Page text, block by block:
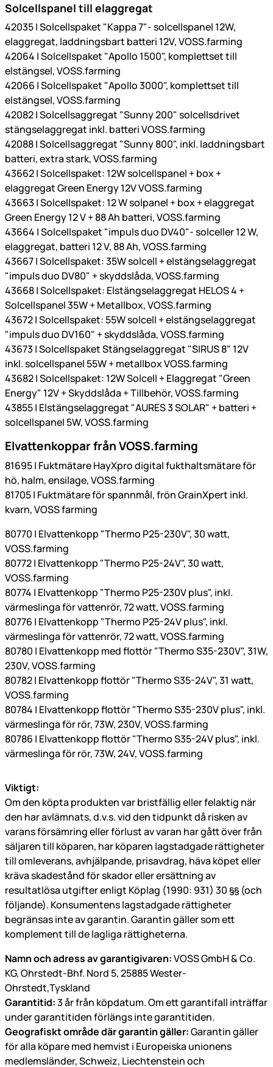
Solcellspanel till elaggregat
42035 | Solcellspaket "Kappa 7"- solcellspanel 12W,
elaggregat, laddningsbart batteri 12V, VOSS.farming
42064 | Solcellspaket "Apollo 1500", komplettset till
elstängsel, VOSS.farming
42066 | Solcellspaket "Apollo 3000", komplettset till
elstängsel, VOSS.farming
42082 | Solcellsaggregat "Sunny 200" solcellsdrivet
stängselaggregat inkl. batteri VOSS.farming
42088 | Solcellsaggregat "Sunny 800", inkl. laddningsbart
batteri, extra stark, VOSS.farming
43662 | Solcellspaket: 12W solcellspanel + box +
elaggregat Green Energy 12V VOSS.farming
43663 | Solcellspaket: 12 W solpanel + box + elaggregat
Green Energy 12 V + 88 Ah batteri, VOSS.farming
43664 | Solcellspaket "impuls duo DV40"- solceller 12 W,
elaggregat, batteri 12 V, 88 Ah, VOSS.farming
43667 | Solcellspaket: 35W solcell + elstängselaggregat
"impuls duo DV80" + skyddslåda, VOSS.farming
43668 | Solcellspaket: Elstängselaggregat HELOS 4 +
Solcellspanel 35W + Metallbox, VOSS.farming
43672 | Solcellspaket: 55W solcell + elstängselaggregat
"impuls duo DV160" + skyddslåda, VOSS.farming
43673 | Solcellspaket Stängselaggregat "SIRUS 8" 12V
inkl. solcellspanel 55W + metallbox VOSS.farming
43682 | Solcellspaket: 12W Solcell + Elaggregat "Green
Energy" 12V + Skyddslåda + Tillbehör, VOSS.farming
43855 | Elstängselaggregat "AURES 3 SOLAR" + batteri +
solcellspanel 5W, VOSS.farming
Elvattenkoppar från VOSS.farming
81695 | Fuktmätare HayXpro digital fukthaltsmätare för
hö, halm, ensilage, VOSS.farming
81705 | Fuktmätare för spannmål, frön GrainXpert inkl.
kvarn, VOSS farming
80770 | Elvattenkopp "Thermo P25-230V", 30 watt,
VOSS.farming
80772 | Elvattenkopp "Thermo P25-24V", 30 watt,
VOSS.farming
80774 | Elvattenkopp "Thermo P25-230V plus", inkl.
värmeslinga för vattenrör, 72 watt, VOSS.farming
80776 | Elvattenkopp "Thermo P25-24V plus", inkl.
värmeslinga för vattenrör, 72 watt, VOSS.farming
80780 | Elvattenkopp med flottör "Thermo S35-230V", 31W,
230V, VOSS.farming
80782 | Elvattenkopp flottör "Thermo S35-24V", 31 watt,
VOSS.farming
80784 | Elvattenkopp flottör "Thermo S35-230V plus", inkl.
värmeslinga för rör, 73W, 230V, VOSS.farming
80786 | Elvattenkopp flottör "Thermo S35-24V plus", inkl.
värmeslinga för rör, 73W, 24V, VOSS.farming
Viktigt:
Om den köpta produkten var bristfällig eller felaktig när
den har avlämnats, d.v.s. vid den tidpunkt då risken av
varans försämring eller förlust av varan har gått över från
säljaren till köparen, har köparen lagstadgade rättigheter
till omleverans, avhjälpande, prisavdrag, häva köpet eller
kräva skadestånd för skador eller ersättning av
resultatlösa utgifter enligt Köplag (1990: 931) 30 §§ (och
följande). Konsumentens lagstadgade rättigheter
begränsas inte av garantin. Garantin gäller som ett
komplement till de lagliga rättigheterna.
Namn och adress av garantigivaren:VOSS GmbH & Co.
KG, Ohrstedt-Bhf. Nord 5, 25885 Wester-
Ohrstedt,Tyskland
Garantitid:3 år från köpdatum. Om ett garantifall inträffar
under garantitiden förlängs inte garantitiden.
Geografiskt område där garantin gäller:Garantin gäller
för alla köpare med hemvist i Europeiska unionens
medlemsländer, Schweiz, Liechtenstein och